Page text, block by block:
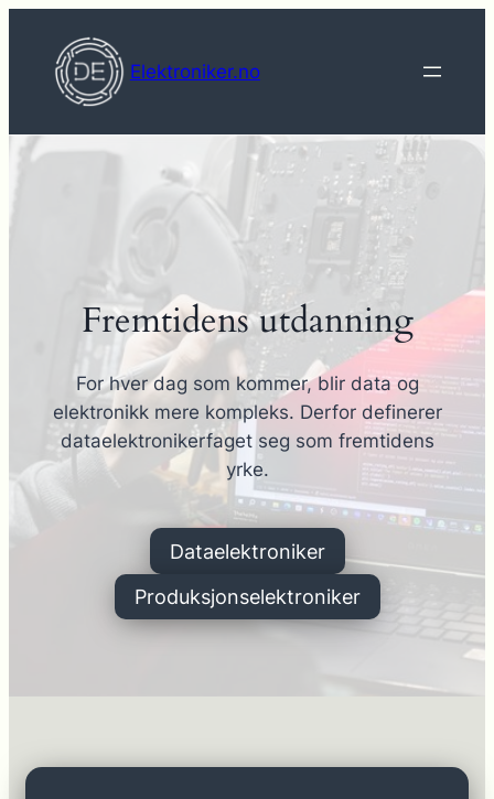
innhold
Elektroniker.no
Fremtidens utdanning
For hver dag som kommer, blir data og
elektronikk mere kompleks. Derfor definerer
dataelektronikerfaget seg som fremtidens
yrke.
Dataelektroniker
Produksjonselektroniker